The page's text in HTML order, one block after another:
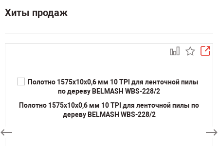
Хиты продаж
Полотно 1575х10х0,6 мм 10 TPI для ленточной пилы по
дереву BELMASH WBS-228/2